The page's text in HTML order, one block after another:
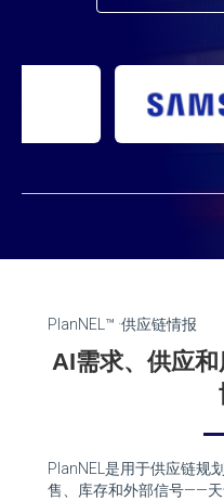
PlanNEL™ ·供应链情报
AI需求、供应
PlanNEL是用于供应链规
售、库存和外部信号——